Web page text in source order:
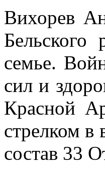
Вихорев
Бельского
семье.
сил и
Красной
стрелком в
состав 33